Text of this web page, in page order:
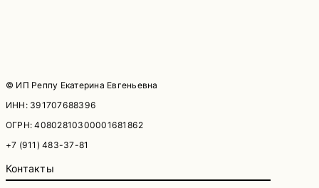
© ИП Реппу Екатерина Евгеньевна
ИНН: 391707688396
ОГРН: 40802810300001681862
+7 (911) 483-37-81
Контакты